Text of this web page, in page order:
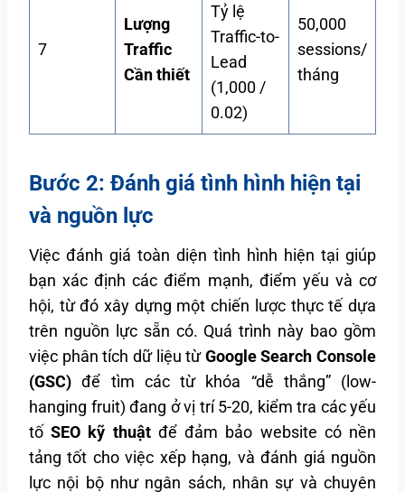
7
Lượng
Traffic
Cần thiết
Tỷ lệ
Traffic-to-
Lead
(1,000 /
0.02)
50,000
sessions/
tháng
Bước 2: Đánh giá tình hình hiện tại
và nguồn lực
Việc đánh giá toàn diện tình hình hiện tại giúp
bạn xác định các điểm mạnh, điểm yếu và cơ
hội, từ đó xây dựng một chiến lược thực tế dựa
trên nguồn lực sẵn có. Quá trình này bao gồm
việc phân tích dữ liệu từGoogle Search Console
(GSC) để tìm các từ khóa “dễ thắng” (low-
hanging fruit) đang ở vị trí 5-20, kiểm tra các yếu
tốSEO kỹ thuậtđể đảm bảo website có nền
tảng tốt cho việc xếp hạng, và đánh giá nguồn
lực nội bộ như ngân sách, nhân sự và chuyên